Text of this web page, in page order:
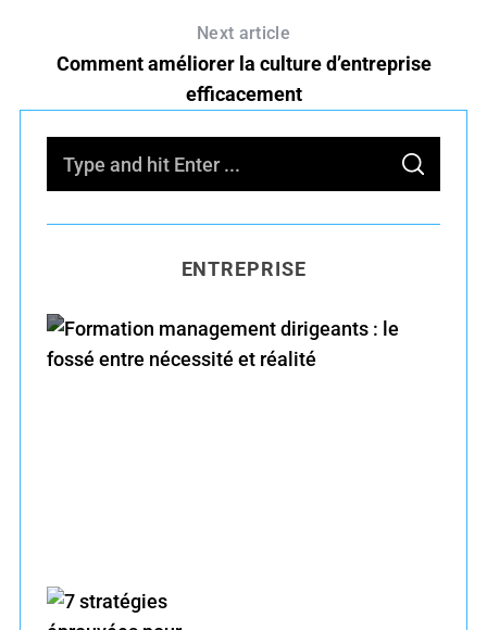
Next article
Comment améliorer la culture d’entreprise
efficacement
f
o
S
A
C
ENTREPRISE